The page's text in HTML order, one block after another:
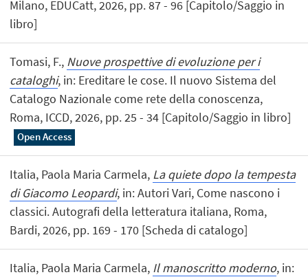
Milano, EDUCatt, 2026, pp. 87 - 96 [Capitolo/Saggio in
libro]
Tomasi, F., Nuove prospettive di evoluzione per i
cataloghi, in: Ereditare le cose. Il nuovo Sistema del
Catalogo Nazionale come rete della conoscenza,
Roma, ICCD, 2026, pp. 25 - 34 [Capitolo/Saggio in libro]
Open Access
Italia, Paola Maria Carmela, La quiete dopo la tempesta
di Giacomo Leopardi, in: Autori Vari, Come nascono i
classici. Autografi della letteratura italiana, Roma,
Bardi, 2026, pp. 169 - 170 [Scheda di catalogo]
Italia, Paola Maria Carmela, Il manoscritto moderno, in: